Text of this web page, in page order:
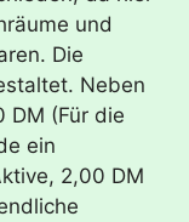
und
Die
Neben
DM (Für die
ein
2,00 DM